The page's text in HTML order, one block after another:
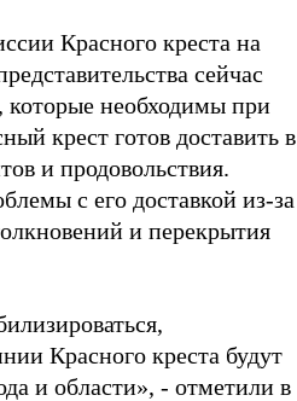
Красного креста на
сейчас
которые необходимы при
крест готов доставить в
и продовольствия.
с его доставкой из-за
и перекрытия
Красного креста будут
и области», - отметили в